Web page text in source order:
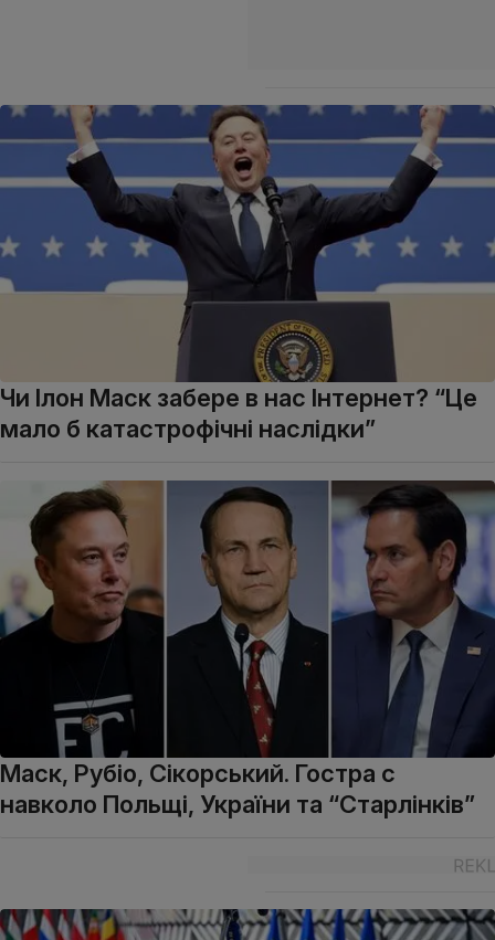
Чи Ілон Маск забере в нас Інтернет? “Це
мало б катастрофічні наслідки”
Маск, Рубіо, Сікорський. Гостра с
навколо Польщі, України та “Старлінків”